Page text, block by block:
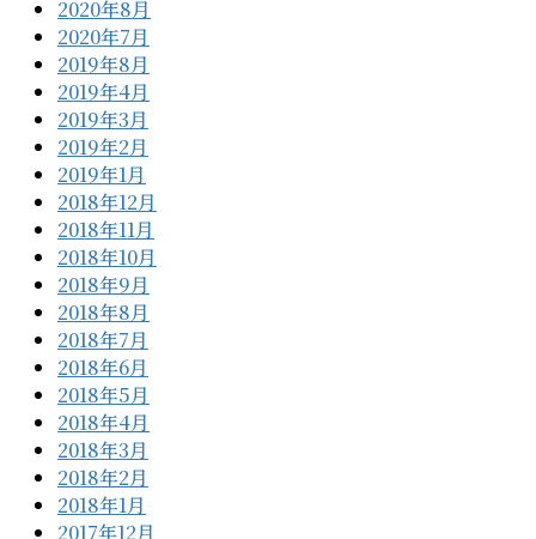
2020年8月
2020年7月
2019年8月
2019年4月
2019年3月
2019年2月
2019年1月
2018年12月
2018年11月
2018年10月
2018年9月
2018年8月
2018年7月
2018年6月
2018年5月
2018年4月
2018年3月
2018年2月
2018年1月
2017年12月